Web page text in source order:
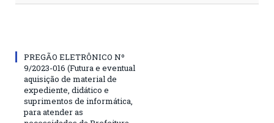
PREGÃO ELETRÔNICO Nº
9/2023-016 (Futura e eventual
aquisição de material de
expediente, didático e
suprimentos de informática,
para atender as